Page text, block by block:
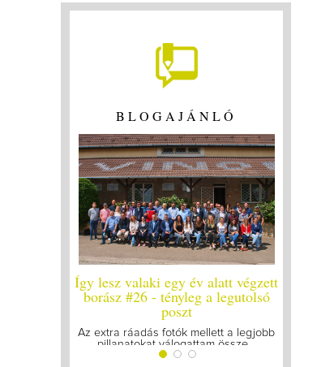
BLOGAJÁNLÓ
Így lesz valaki egy év alatt végzett
borász #25
Megírtuk a modulzáró vizsgákat, már
lázasan készülünk az utolsó...